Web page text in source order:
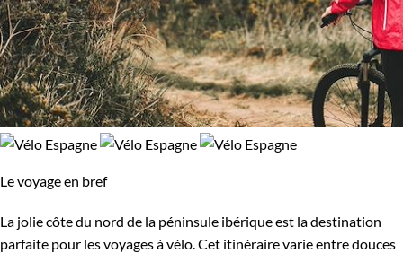
Le voyage en bref
La jolie côte du nord de la péninsule ibérique est la destination
parfaite pour les voyages à vélo. Cet itinéraire varie entre douces